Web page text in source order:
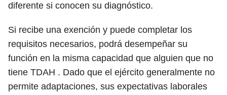
diferente si conocen su diagnóstico.
Si recibe una exención y puede completar los
requisitos necesarios, podrá desempeñar su
función en la misma capacidad que alguien que no
tiene TDAH . Dado que el ejército generalmente no
permite adaptaciones, sus expectativas laborales